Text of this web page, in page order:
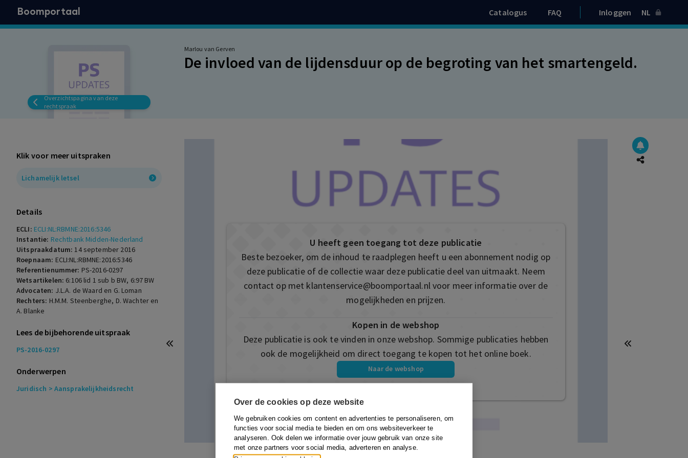
Over de cookies op deze website
We gebruiken cookies om content en advertenties te personaliseren, om
functies voor social media te bieden en om ons websiteverkeer te
analyseren. Ook delen we informatie over jouw gebruik van onze site
met onze partners voor social media, adverteren en analyse.
Boomportaal Catalogus FAQ Inloggen NL
Overzichtspagina van deze
rechtspraak
Marlou van Gerven
De invloed van de lijdensduur op de begroting van het smartengeld.
Klik voor meer uitspraken
Lichamelijk letsel
Details
ECLI: ECLI:NL:RBMNE:2016:5346
Instantie: Rechtbank Midden-Nederland
Uitspraakdatum:14 september 2016
Roepnaam: ECLI:NL:RBMNE:2016:5346
Referentienummer: PS-2016-0297
Wetsartikelen: 6:106 lid 1 sub b BW, 6:97 BW
Advocaten: J.L.A. de Waard en G. Loman
Rechters: H.M.M. Steenberghe, D. Wachter en
A. Blanke
Lees de bijbehorende uitspraak
PS-2016-0297
Onderwerpen
Juridisch > Aansprakelijkheidsrecht
U heeft geen toegang tot deze publicatie
Beste bezoeker, om de inhoud te raadplegen heeft u een abonnement nodig op
deze publicatie of de collectie waar deze publicatie deel van uitmaakt. Neem
contact op met klantenservice@boomportaal.nlvoor meer informatie over de
mogelijkheden en prijzen.
Kopen in de webshop
Deze publicatie is ook te vinden in onze webshop. Sommige publicaties hebben
ook de mogelijkheid om direct toegang te kopen tot het online boek.
Naar de webshop